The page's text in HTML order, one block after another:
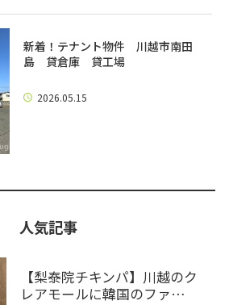
新着！テナント物件 川越市南田
島 貸倉庫 貸工場
2026.05.15
人気記事
【梨泰院チキンパ】川越のク
レアモールに韓国のファ…